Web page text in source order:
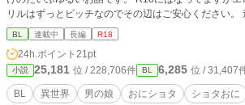
リルはずっとビッチなのでその辺はご安心ください。 途中からサブＣＰにクリ
ルのお目付役の少年ニアノス×クリルの兄クルギの体
BL 連載中 長編 R18
24h.ポイント 21pt
小説 25,181 位 / 228,706件 BL 6,285 位 / 31,407
BL 異世界 男の娘 おにショタ ショタおに